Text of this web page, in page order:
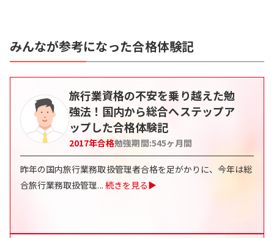
みんなが参考になった合格体験記
旅行業資格の不安を乗り越えた勉
強法！国内から総合へステップア
ップした合格体験記
2017年合格勉強期間:545ヶ月間
昨年の国内旅行業務取扱管理者合格を足がかりに、今年は総
合旅行業務取扱管理... 続きを見る▶